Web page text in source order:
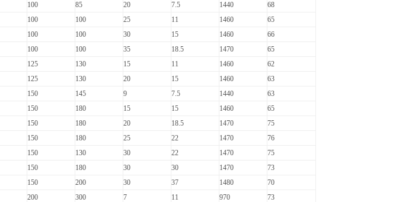
100 85 20 7.5 1440
68
100 100 25 11 1460
65
100 100 30 15 1460
66
100 100 35 18.5 1470
65
125 130 15 11 1460
62
125 130 20 15 1460
63
150 145 9 7.5 1440
63
150 180 15 15 1460
65
150 180 20 18.5 1470
75
150 180 25 22 1470
76
150 130 30 22 1470
75
150 180 30 30 1470
73
150 200 30 37 1480
70
200 300 7 11 970
73